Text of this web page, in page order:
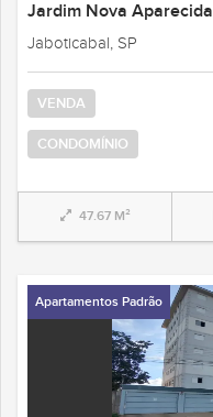
Jardim Nova Aparecida
Jaboticabal, SP
VENDA
CONDOMÍNIO
47.67 M²
Apartamentos Padrão